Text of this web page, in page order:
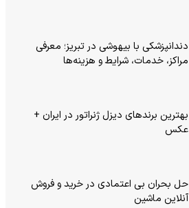
دندانپزشکی با بیهوشی در تبریز؛ معرفی
مراکز، خدمات، شرایط و هزینه‌ها
بهترین برندهای دیزل ژنراتور در ایران +
عکس
حل بحران بی‌ اعتمادی در خرید و فروش
آنلاین ماشین